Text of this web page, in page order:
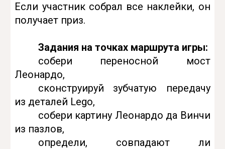
Если участник собрал все наклейки, он
получает приз.
Задания на точках маршрута игры:
собери переносной мост
Леонардо,
сконструируй зубчатую передачу
из деталей Lego,
собери картину Леонардо да Винчи
из пазлов,
определи, совпадают ли